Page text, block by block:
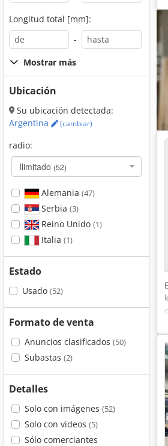
Longitud total [mm]:
-
Mostrar más
Ubicación
Su ubicación detectada:
Argentina
(cambiar)
radio:
Ilimitado (52)
Alemania (47)
Serbia (3)
Reino Unido (1)
Italia (1)
Estado
Usado (52)
Formato de venta
Anuncios clasificados (50)
Subastas (2)
Detalles
Solo con imágenes (52)
Solo con videos (5)
Sólo comerciantes